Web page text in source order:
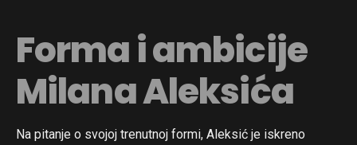
Forma i ambicije
Milana Aleksića
Na pitanje o svojoj trenutnoj formi, Aleksić je iskreno